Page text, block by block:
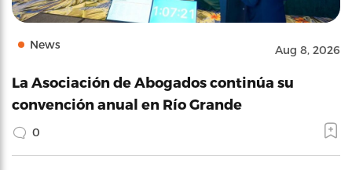
News Aug 8, 2026
La Asociación de Abogados continúa su
convención anual en Río Grande
0